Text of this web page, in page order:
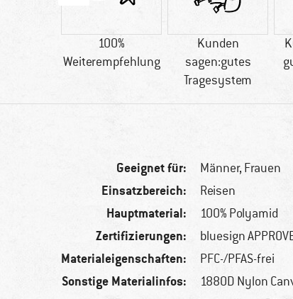
100%
Weiterempfehlung
Kunden
sagen:gutes
Tragesystem
Geeignet für: Männer, Frauen
Einsatzbereich: Reisen
Hauptmaterial: 100% Polyamid
Zertifizierungen: bluesign
Materialeigenschaften: PFC-/PFAS-frei
Sonstige Materialinfos: 1880D Nylon